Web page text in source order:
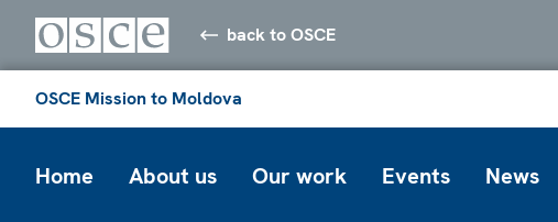
back to OSCE
OSCE Mission to Moldova
Home About us Our work Events News